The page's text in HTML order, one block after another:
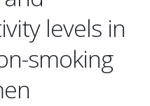
levels in
smoking